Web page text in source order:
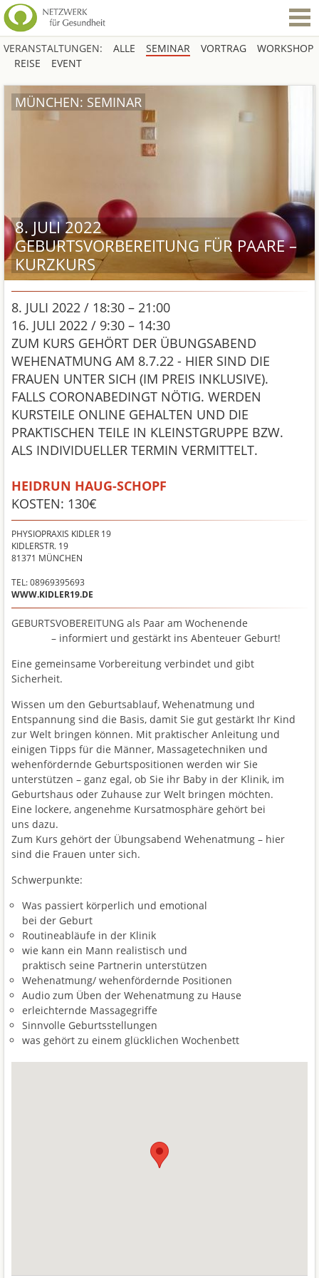
VERANSTALTUNGEN: ALLE SEMINAR VORTRAG
WORKSHOP
REISE
EVENT
8. JULI 2022
GEBURTSVORBEREITUNG FÜR PAARE –
KURZKURS
MÜNCHEN: SEMINAR
8. JULI 2022 / 18:30 – 21:00
16. JULI 2022 / 9:30 – 14:30
ZUM KURS GEHÖRT DER ÜBUNGSABEND
WEHENATMUNG AM 8.7.22 - HIER SIND DIE
FRAUEN UNTER SICH (IM PREIS INKLUSIVE).
FALLS CORONABEDINGT NÖTIG. WERDEN
KURSTEILE ONLINE GEHALTEN UND DIE
PRAKTISCHEN TEILE IN KLEINSTGRUPPE BZW.
ALS INDIVIDUELLER TERMIN VERMITTELT.
HEIDRUN HAUG-SCHOPF
KOSTEN: 130€
PHYSIOPRAXIS KIDLER 19
KIDLERSTR. 19
81371 MÜNCHEN
TEL: 08969395693
WWW.KIDLER19.DE
GEBURTSVOBEREITUNG als Paar am Wochenende
– informiert und gestärkt ins Abenteuer Geburt!
Eine gemeinsame Vorbereitung verbindet und gibt
Sicherheit.
Wissen um den Geburtsablauf, Wehenatmung und
Entspannung sind die Basis, damit Sie gut gestärkt Ihr Kind
zur Welt bringen können. Mit praktischer Anleitung und
einigen Tipps für die Männer, Massagetechniken und
wehenfördernde Geburtspositionen werden wir Sie
unterstützen – ganz egal, ob Sie ihr Baby in der Klinik, im
Geburtshaus oder Zuhause zur Welt bringen möchten.
Eine lockere, angenehme Kursatmosphäre gehört bei
uns dazu.
Zum Kurs gehört der Übungsabend Wehenatmung – hier
sind die Frauen unter sich.
Schwerpunkte:
Was passiert körperlich und emotional
bei der Geburt
Routineabläufe in der Klinik
wie kann ein Mann realistisch und
praktisch seine Partnerin unterstützen
Wehenatmung/ wehenfördernde Positionen
Audio zum Üben der Wehenatmung zu Hause
erleichternde Massagegriffe
Sinnvolle Geburtsstellungen
was gehört zu einem glücklichen Wochenbett